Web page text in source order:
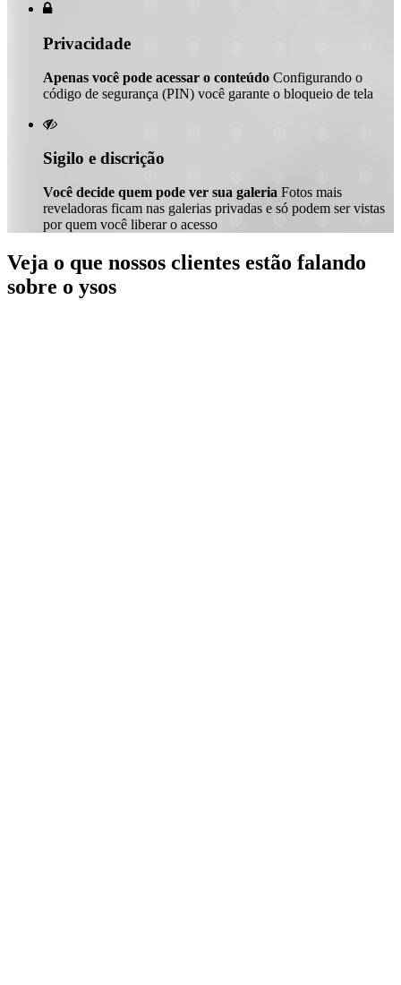

Privacidade
Apenas você pode acessar o conteúdo Configurando o
código de segurança (PIN) você garante o bloqueio de tela

Sigilo e discrição
Você decide quem pode ver sua galeria Fotos mais
reveladoras ficam nas galerias privadas e só podem ser vistas
por quem você liberar o acesso
Veja o que nossos clientes estão falando
sobre o ysos